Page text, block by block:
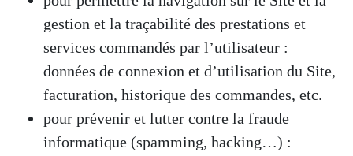
gestion et la traçabilité des prestations et
services commandés par l’utilisateur :
données de connexion et d’utilisation du Site,
facturation, historique des commandes, etc.
pour prévenir et lutter contre la fraude
informatique (spamming, hacking…) :